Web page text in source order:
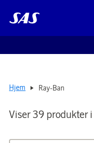
Hjem Ray-Ban
Viser 39 produkter i